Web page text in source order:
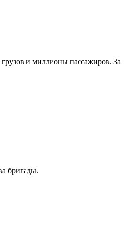
и миллионы пассажиров. За
бригады.